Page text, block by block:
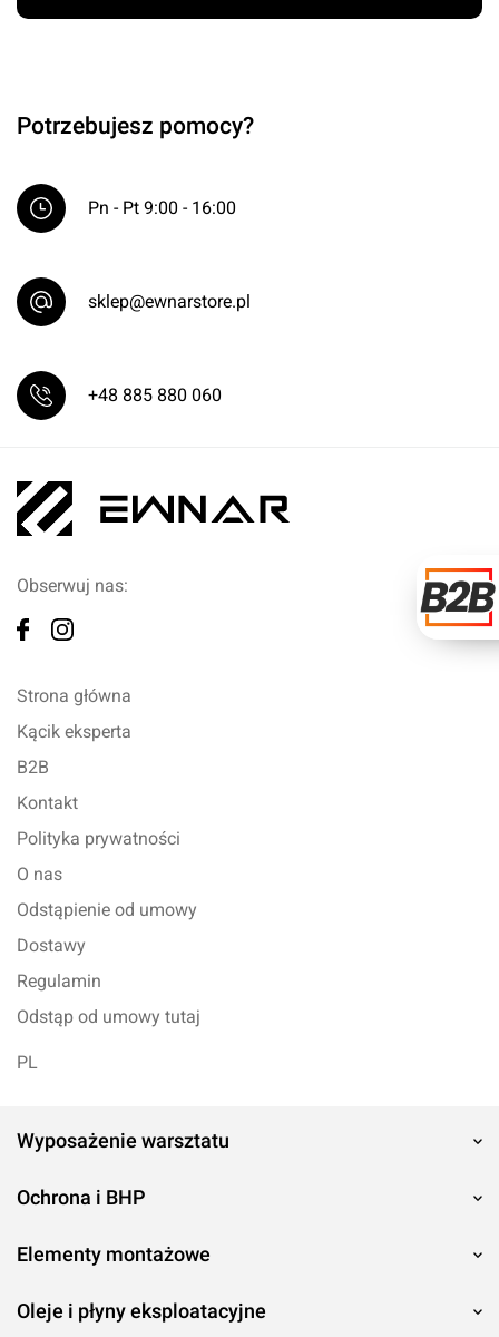
Potrzebujesz pomocy?
Pn - Pt 9:00 - 16:00
sklep@ewnarstore.pl
+48 885 880 060
Obserwuj nas:
Strona główna
Kącik eksperta
B2B
Kontakt
Polityka prywatności
O nas
Odstąpienie od umowy
Dostawy
Regulamin
Odstąp od umowy tutaj
PL
Wyposażenie warsztatu
Ochrona i BHP
Elementy montażowe
Oleje i płyny eksploatacyjne